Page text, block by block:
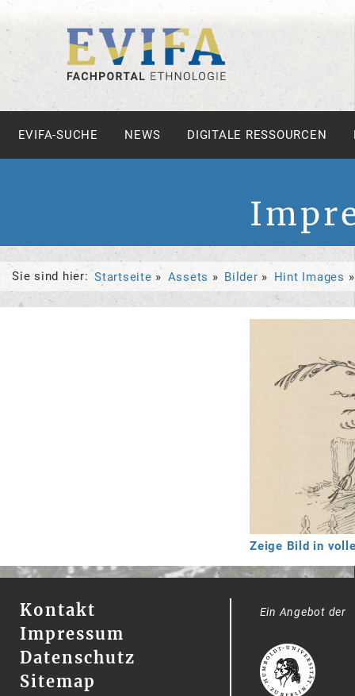
EVIFA-SUCHE NEWS DIGITALE RESSOURCEN
Sie sind hier: Startseite Assets Bilder Hint Images
Zeige Bild in
Kontakt
Impressum
Datenschutz
Sitemap
Ein Angebot der